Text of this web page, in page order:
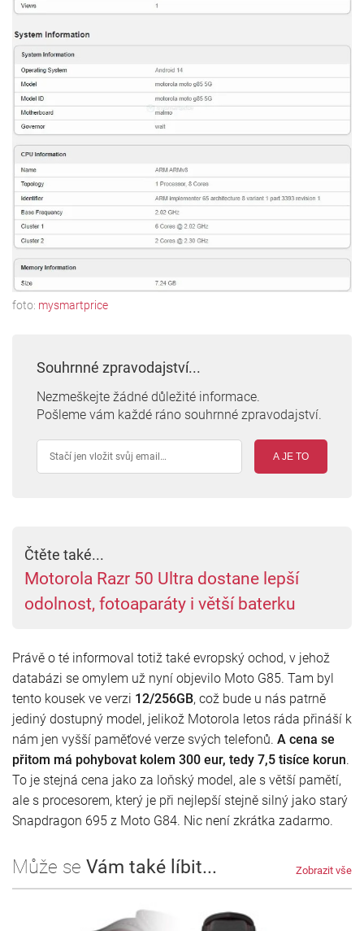
foto: mysmartprice
Souhrnné zpravodajství...
Nezmeškejte žádné důležité informace.
Pošleme vám každé ráno souhrnné zpravodajství.
A JE TO
Čtěte také...
Motorola Razr 50 Ultra dostane lepší
odolnost, fotoaparáty i větší baterku
Právě o té informoval totiž také evropský ochod, v jehož
databázi se omylem už nyní objevilo Moto G85. Tam byl
tento kousek ve verzi 12/256GB, což bude u nás patrně
jediný dostupný model, jelikož Motorola letos ráda přináší k
nám jen vyšší paměťové verze svých telefonů. A cena se
přitom má pohybovat kolem 300 eur, tedy 7,5 tisíce korun.
To je stejná cena jako za loňský model, ale s větší pamětí,
ale s procesorem, který je při nejlepší stejně silný jako starý
Snapdragon 695 z Moto G84. Nic není zkrátka zadarmo.
Může se Vám také líbit... Zobrazit vše